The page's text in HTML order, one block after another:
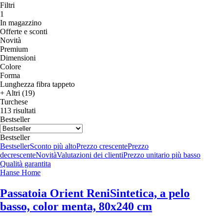
Filtri
1
In magazzino
Offerte e sconti
Novità
Premium
Dimensioni
Colore
Forma
Lunghezza fibra tappeto
+ Altri (19)
Turchese
113 risultati
Bestseller
Bestseller
BestsellerSconto più altoPrezzo crescentePrezzo
decrescenteNovitàValutazioni dei clientiPrezzo unitario più basso
Qualità garantita
Hanse Home
Passatoia Orient ReniSintetica, a pelo
basso, color menta, 80x240 cm